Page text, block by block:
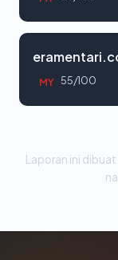
MY 55/100
Laporan ini